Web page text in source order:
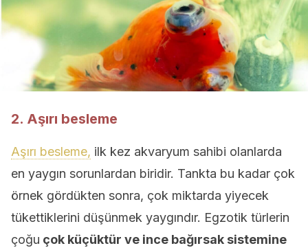
2. Aşırı besleme
Aşırı besleme, ilk kez akvaryum sahibi olanlarda
en yaygın sorunlardan biridir. Tankta bu kadar çok
örnek gördükten sonra, çok miktarda yiyecek
tükettiklerini düşünmek yaygındır. Egzotik türlerin
çoğu çok küçüktür ve ince bağırsak sistemine